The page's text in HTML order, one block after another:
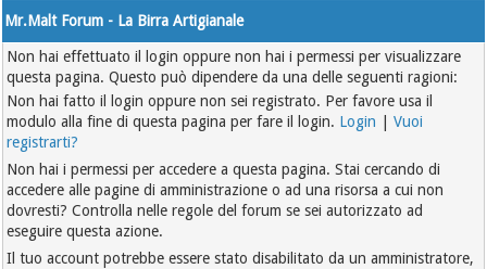
Mr.Malt Forum - La Birra Artigianale
Non hai effettuato il login oppure non hai i permessi per visualizzare
questa pagina. Questo può dipendere da una delle seguenti ragioni:
Non hai fatto il login oppure non sei registrato. Per favore usa il
modulo alla fine di questa pagina per fare il login. Login |Vuoi
registrarti?
Non hai i permessi per accedere a questa pagina. Stai cercando di
accedere alle pagine di amministrazione o ad una risorsa a cui non
dovresti? Controlla nelle regole del forum se sei autorizzato ad
eseguire questa azione.
Il tuo account potrebbe essere stato disabilitato da un amministratore,